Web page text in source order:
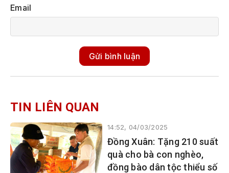
Email
Gửi bình luận
TIN LIÊN QUAN
14:52, 04/03/2025
Đồng Xuân: Tặng 210 suất
quà cho bà con nghèo,
đồng bào dân tộc thiểu số